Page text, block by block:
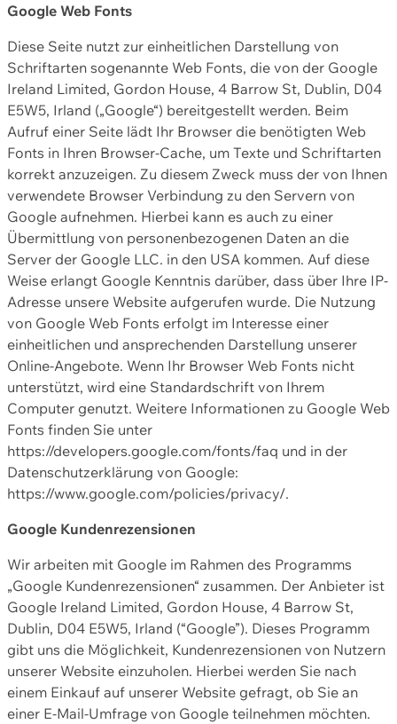
Google Web Fonts
Diese Seite nutzt zur einheitlichen Darstellung von
Schriftarten sogenannte Web Fonts, die von der Google
Ireland Limited, Gordon House, 4 Barrow St, Dublin, D04
E5W5, Irland („Google“) bereitgestellt werden. Beim
Aufruf einer Seite lädt Ihr Browser die benötigten Web
Fonts in Ihren Browser-Cache, um Texte und Schriftarten
korrekt anzuzeigen. Zu diesem Zweck muss der von Ihnen
verwendete Browser Verbindung zu den Servern von
Google aufnehmen. Hierbei kann es auch zu einer
Übermittlung von personenbezogenen Daten an die
Server der Google LLC. in den USA kommen. Auf diese
Weise erlangt Google Kenntnis darüber, dass über Ihre IP-
Adresse unsere Website aufgerufen wurde. Die Nutzung
von Google Web Fonts erfolgt im Interesse einer
einheitlichen und ansprechenden Darstellung unserer
Online-Angebote. Wenn Ihr Browser Web Fonts nicht
unterstützt, wird eine Standardschrift von Ihrem
Computer genutzt. Weitere Informationen zu Google Web
Fonts finden Sie unter
https://developers.google.com/fonts/faq und in der
Datenschutzerklärung von Google:
https://www.google.com/policies/privacy/.
Google Kundenrezensionen
Wir arbeiten mit Google im Rahmen des Programms
„Google Kundenrezensionen“ zusammen. Der Anbieter ist
Google Ireland Limited, Gordon House, 4 Barrow St,
Dublin, D04 E5W5, Irland (“Google”). Dieses Programm
gibt uns die Möglichkeit, Kundenrezensionen von Nutzern
unserer Website einzuholen. Hierbei werden Sie nach
einem Einkauf auf unserer Website gefragt, ob Sie an
einer E-Mail-Umfrage von Google teilnehmen möchten.